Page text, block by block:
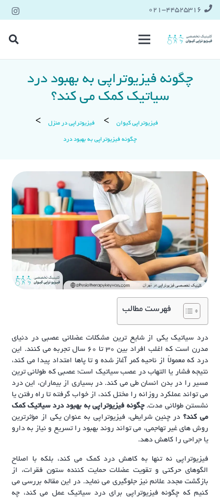
021-۴۴۵۲۵۳۱۶
چگونه فیزیوتراپی به بهبود درد
سیاتیک کمک می‌ کند؟
فیزیوتراپی کیوان فیزیوتراپی در منزل
چگونه فیزیوتراپی به بهبود درد
فهرست مطالب
درد سیاتیک یکی از شایع ترین مشکلات عضلانی عصبی در دنیای
مدرن است که اغلب افراد بین ۳۰ تا ۶۰ سال تجربه می کنند. این
درد که معمولاً از ناحیه کمر آغاز شده و تا پاها امتداد پیدا می کند،
نتیجه فشار یا التهاب در عصب سیاتیک است؛ عصبی که طولانی ترین
مسیر را در بدن انسان طی می کند. در بسیاری از بیماران، این درد
می تواند عملکرد روزانه را مختل کند، از خواب گرفته تا راه رفتن یا
نشستن طولانی مدت.چگونه فیزیوتراپی به بهبود درد سیاتیک کمک
می‌ کند؟ در چنین شرایطی، فیزیوتراپی به عنوان یکی از مؤثرترین
روش های غیر تهاجمی، می تواند روند بهبود را تسریع و نیاز به دارو
یا جراحی را کاهش دهد.
فیزیوتراپی نه تنها به کاهش درد کمک می کند، بلکه با اصلاح
الگوهای حرکتی و تقویت عضلات حمایت کننده ستون فقرات، از
بازگشت مجدد علائم نیز جلوگیری می نماید. در این مقاله بررسی می
کنیم که چگونه فیزیوتراپی برای درد سیاتیک عمل می کند، چه